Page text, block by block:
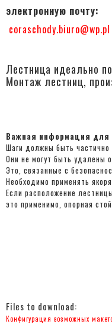
электронную почту:
coraschody.biuro@wp.pl
Лестница идеально
Монтаж лестниц,
Важная информация для
Шаги должны быть частично
Они не могут быть удалены
Это, связанные с
Необходимо применять якоря
Если расположение
это применимо, опорная
Files to download:
Конфигурация возможных